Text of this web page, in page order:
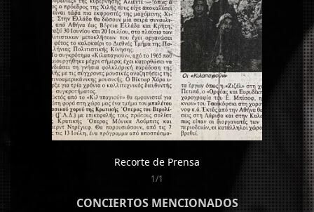
Recorte de Prensa
1/1
CONCIERTOS MENCIONADOS